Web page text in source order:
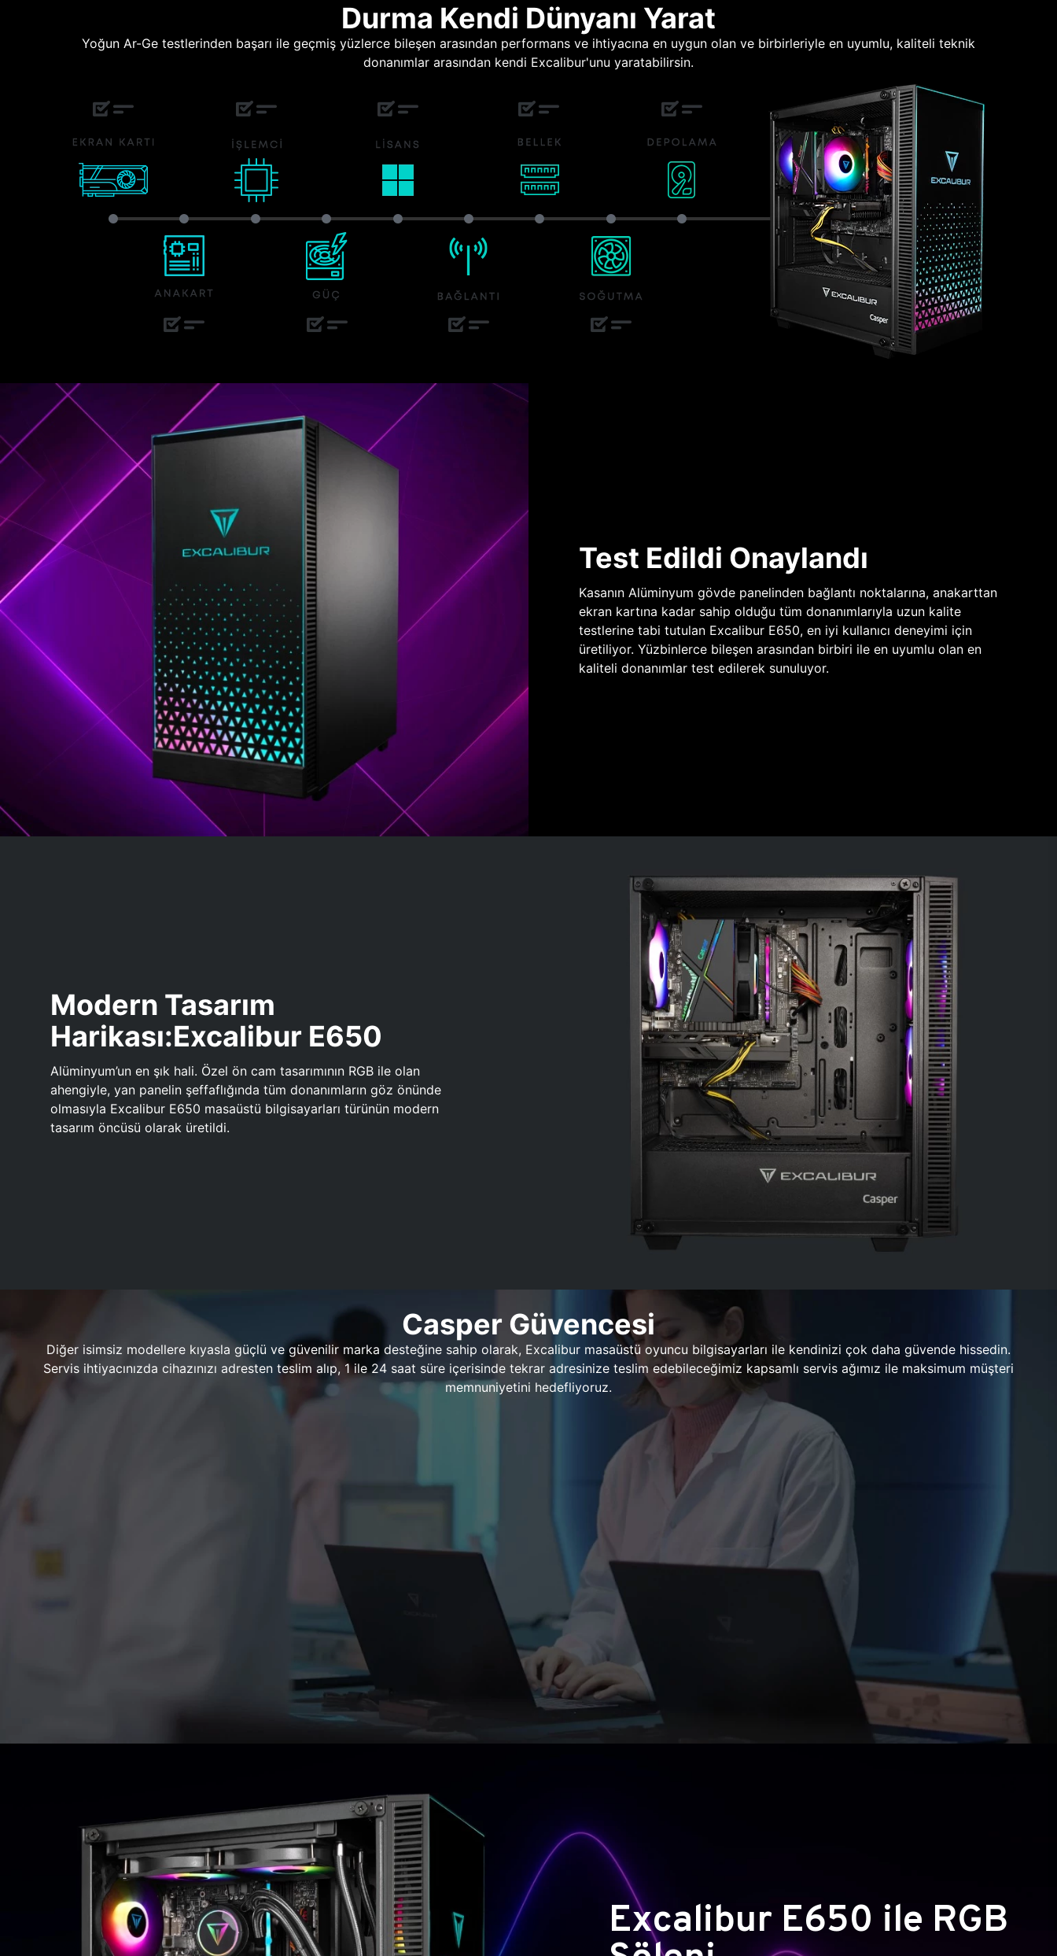
Durma Kendi Dünyanı Yarat
Yoğun Ar-Ge testlerinden başarı ile geçmiş yüzlerce bileşen arasından performans ve ihtiyacına en uygun olan ve birbirleriyle en uyumlu, kaliteli teknik
donanımlar arasından kendi Excalibur'unu yaratabilirsin.
Test Edildi Onaylandı
Kasanın Alüminyum gövde panelinden bağlantı noktalarına, anakarttan
ekran kartına kadar sahip olduğu tüm donanımlarıyla uzun kalite
testlerine tabi tutulan Excalibur E650, en iyi kullanıcı deneyimi için
üretiliyor. Yüzbinlerce bileşen arasından birbiri ile en uyumlu olan en
kaliteli donanımlar test edilerek sunuluyor.
Modern Tasarım
Harikası:Excalibur E650
Alüminyum’un en şık hali. Özel ön cam tasarımının RGB ile olan
ahengiyle, yan panelin şeffaflığında tüm donanımların göz önünde
olmasıyla Excalibur E650 masaüstü bilgisayarları türünün modern
tasarım öncüsü olarak üretildi.
Casper Güvencesi
Diğer isimsiz modellere kıyasla güçlü ve güvenilir marka desteğine sahip olarak, Excalibur masaüstü oyuncu bilgisayarları ile kendinizi çok daha güvende hissedin.
Servis ihtiyacınızda cihazınızı adresten teslim alıp, 1 ile 24 saat süre içerisinde tekrar adresinize teslim edebileceğimiz kapsamlı servis ağımız ile maksimum müşteri
memnuniyetini hedefliyoruz.
Excalibur E650 ile RGB